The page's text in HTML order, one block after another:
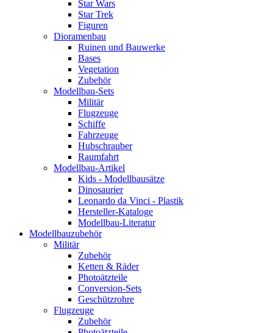
Star Wars
Star Trek
Figuren
Dioramenbau
Ruinen und Bauwerke
Bases
Vegetation
Zubehör
Modellbau-Sets
Militär
Flugzeuge
Schiffe
Fahrzeuge
Hubschrauber
Raumfahrt
Modellbau-Artikel
Kids - Modellbausätze
Dinosaurier
Leonardo da Vinci - Plastik
Hersteller-Kataloge
Modellbau-Literatur
Modellbauzubehör
Militär
Zubehör
Ketten & Räder
Photoätzteile
Conversion-Sets
Geschützrohre
Flugzeuge
Zubehör